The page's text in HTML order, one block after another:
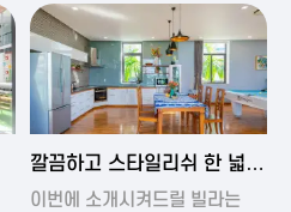
2024-11-19 01:27
깔끔하고 스타일리쉬 한 넓은
풀빌라
이번에 소개시켜드릴 빌라는